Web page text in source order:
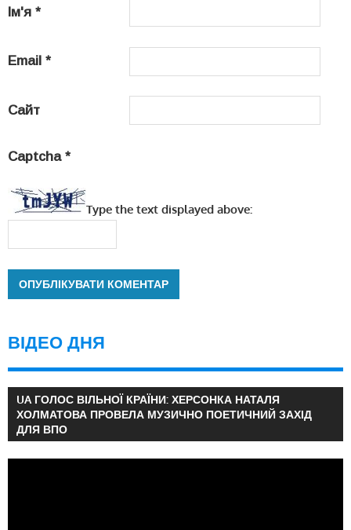
Ім'я *
Email *
Сайт
Captcha *
Type the text displayed above:
ВІДЕО ДНЯ
UA ГОЛОС ВІЛЬНОЇ КРАЇНИ: ХЕРСОНКА НАТАЛЯ
ХОЛМАТОВА ПРОВЕЛА МУЗИЧНО ПОЕТИЧНИЙ ЗАХІД
ДЛЯ ВПО